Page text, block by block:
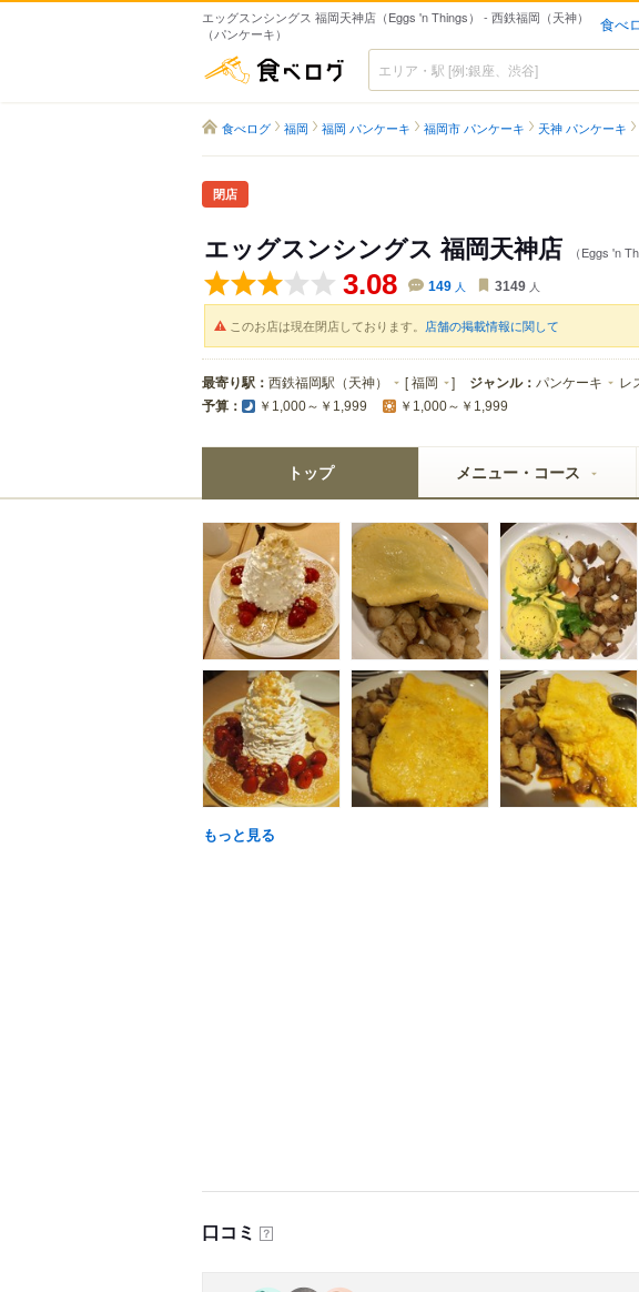
エッグスンシングス 福岡天神店（Eggs 'n Things） - 西鉄福岡（天神）
（パンケーキ）
食べ
食べログ
食べログ 福岡 福岡 パンケーキ 福岡市 パンケーキ 天神 パンケーキ
閉店
エッグスンシングス 福岡天神店 （Eggs 'n
3.08 149 人 3149 人
このお店は現在閉店しております。 店舗の掲載情報に関して
最寄り駅： 西鉄福岡駅（天神） [福岡 ] ジャンル： パンケーキ レ
予算： ￥1,000～￥1,999 ￥1,000～￥1,999
トップ メニュー・コース
もっと見る
口コミ ？